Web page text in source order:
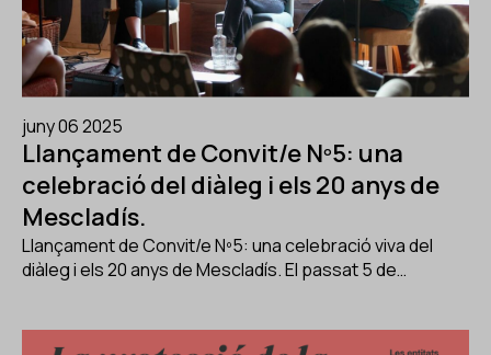
juny 06 2025
Llançament de Convit/e Nº5: una
celebració del diàleg i els 20 anys de
Mescladís.
Llançament de Convit/e Nº5: una celebració viva del
diàleg i els 20 anys de Mescladís. El passat 5 de…